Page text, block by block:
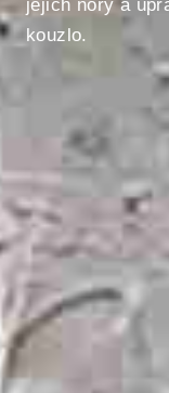
jejich nory a
kouzlo.